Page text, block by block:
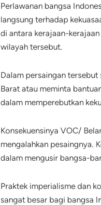
Perlawanan bangsa
langsung terhadap
di antara kerajaan-
wilayah tersebut.
Dalam persaingan
Barat atau meminta
dalam memperebutkan
Konsekuensinya VOC/
mengalahkan pesaingnya.
dalam mengusir bangsa-
Praktek imperialisme dan
sangat besar bagi bangsa